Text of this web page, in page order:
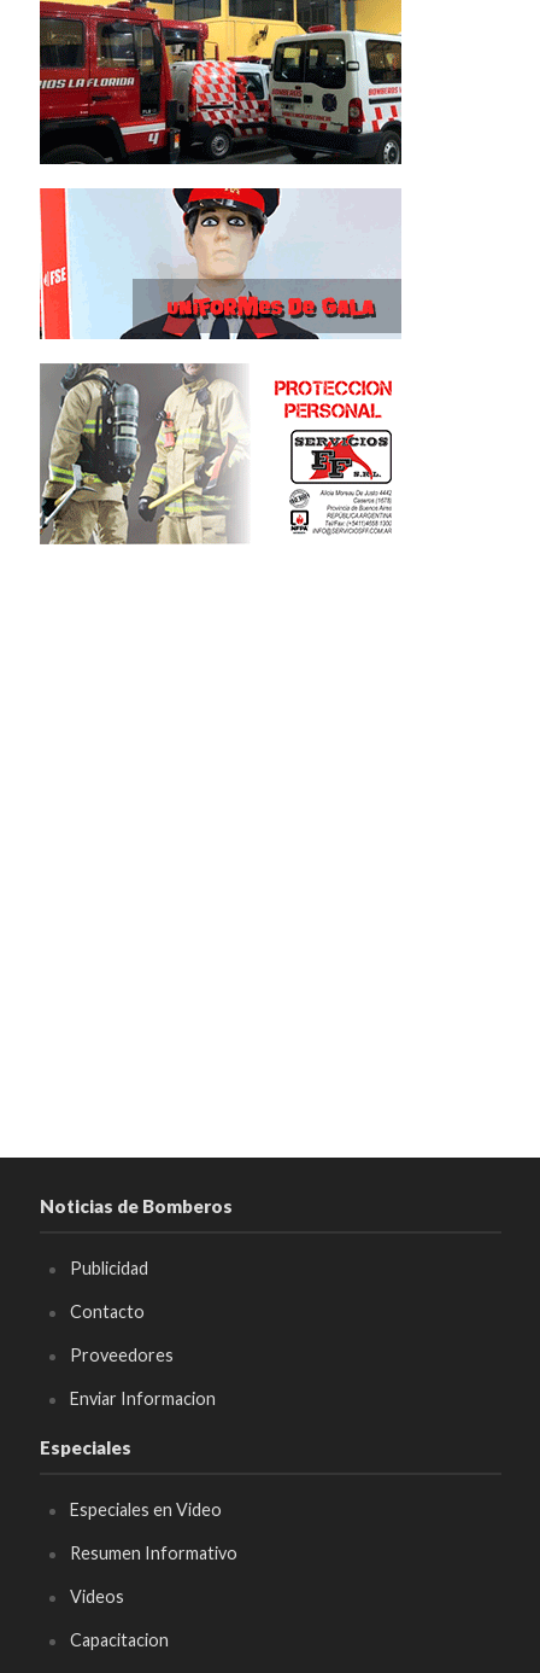
Noticias de Bomberos
Publicidad
Contacto
Proveedores
Enviar Informacion
Especiales
Especiales en Video
Resumen Informativo
Videos
Capacitacion